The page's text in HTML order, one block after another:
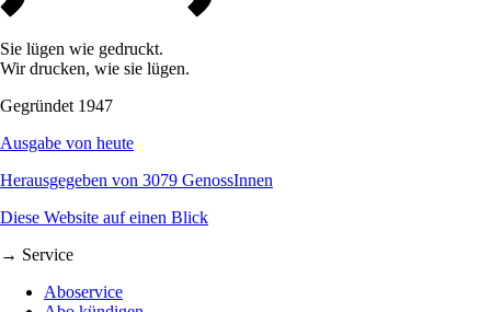
Sie lügen wie gedruckt.
Wir drucken, wie sie lügen.
Gegründet 1947
Ausgabe von heute
Herausgegeben von 3079 GenossInnen
Diese Website auf einen Blick
→ Service
Aboservice